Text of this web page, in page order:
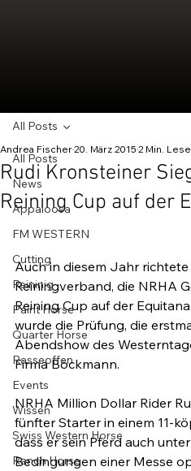
All Posts
News
Appaloosa
FM WESTERN
Cutting
Reininig
Paint Horse
Quarter Horse
Rasseoffen
Events
Wissen
Swiss Western Horse
Ranch Horse
All Posts
Rudi Kronsteiner
Reining Cup auf der
Andrea Fischer20. März 2015 2 Min.
Auch in diesem Jahr
Reiningverband, die NRHA
Reining Cup auf der
wurde die Prüfung, die
Abendshow des
Firma Böckmann.
NRHA Million Dollar Rider
fünfter Starter in einem 11-
dass er sein Pferd auch
Bedingungen einer Messe